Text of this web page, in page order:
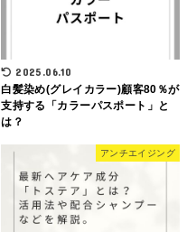
2025.06.10
白髪染め(グレイカラー)顧客80％が
支持する「カラーパスポート」と
は？
アンチエイジング